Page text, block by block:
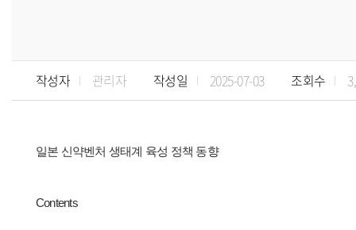
작성자 관리자 작성일 2025-07-03 조회수
일본 신약벤처 생태계 육성 정책 동향
Contents